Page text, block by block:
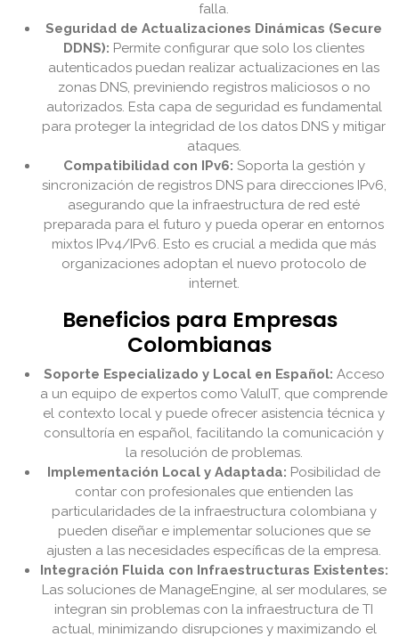
falla.
Seguridad de Actualizaciones Dinámicas (Secure
DDNS): Permite configurar que solo los clientes
autenticados puedan realizar actualizaciones en las
zonas DNS, previniendo registros maliciosos o no
autorizados. Esta capa de seguridad es fundamental
para proteger la integridad de los datos DNS y mitigar
ataques.
Compatibilidad con IPv6: Soporta la gestión y
sincronización de registros DNS para direcciones IPv6,
asegurando que la infraestructura de red esté
preparada para el futuro y pueda operar en entornos
mixtos IPv4/IPv6. Esto es crucial a medida que más
organizaciones adoptan el nuevo protocolo de
internet.
Beneficios para Empresas
Colombianas
Soporte Especializado y Local en Español: Acceso
a un equipo de expertos como ValuIT, que comprende
el contexto local y puede ofrecer asistencia técnica y
consultoría en español, facilitando la comunicación y
la resolución de problemas.
Implementación Local y Adaptada: Posibilidad de
contar con profesionales que entienden las
particularidades de la infraestructura colombiana y
pueden diseñar e implementar soluciones que se
ajusten a las necesidades específicas de la empresa.
Integración Fluida con Infraestructuras Existentes:
Las soluciones de ManageEngine, al ser modulares, se
integran sin problemas con la infraestructura de TI
actual, minimizando disrupciones y maximizando el